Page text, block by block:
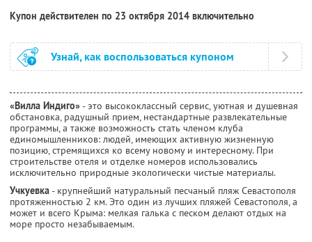
Купон действителен по 23 октября 2014 включительно
Узнай, как воспользоваться купоном
«Вилла Индиго»- это высококлассный сервис, уютная и душевная
обстановка, радушный прием, нестандартные развлекательные
программы, а также возможность стать членом клуба
единомышленников: людей, имеющих активную жизненную
позицию, стремящихся ко всему новому и интересному. При
строительстве отеля и отделке номеров использовались
исключительно природные экологически чистые материалы.
Учкуевка- крупнейший натуральный песчаный пляж Севастополя
протяженностью 2 км. Это один из лучших пляжей Севастополя, а
может и всего Крыма: мелкая галька с песком делают отдых на
море просто незабываемым.